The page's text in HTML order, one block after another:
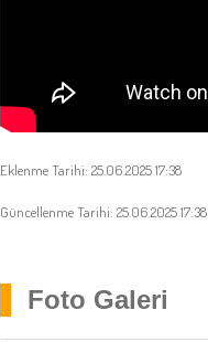
Eklenme Tarihi: 25.06.2025 17:38
Güncellenme Tarihi: 25.06.2025 17:38
Foto Galeri